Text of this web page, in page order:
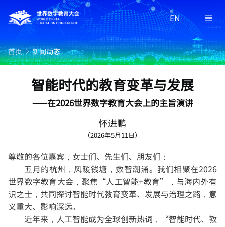
EN
首页 新闻动态
智能时代的教育变革与发展
——在2026世界数字教育大会上的主旨演讲
怀进鹏
（2026年5月11日）
尊敬的各位嘉宾，女士们、先生们、朋友们：
五月的杭州，风暖钱塘，数智潮涌。我们相聚在2026
世界数字教育大会，聚焦“人工智能+教育”，与海内外有
识之士，共同探讨智能时代教育变革、发展与治理之路，意
义重大、影响深远。
近年来，人工智能成为全球创新热词，“智能时代、教